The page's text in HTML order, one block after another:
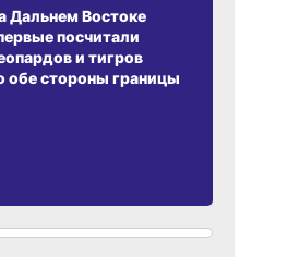
Дальнем Востоке
посчитали
и тигров
обе стороны границы